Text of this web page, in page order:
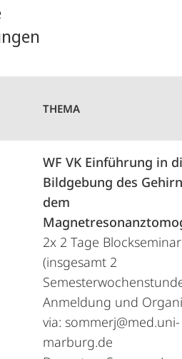
THEMA
WF VK Einführung in
Bildgebung des
dem
2x 2 Tage Blockseminar
(insgesamt 2
Anmeldung und
via: sommerj@med.uni-
marburg.de